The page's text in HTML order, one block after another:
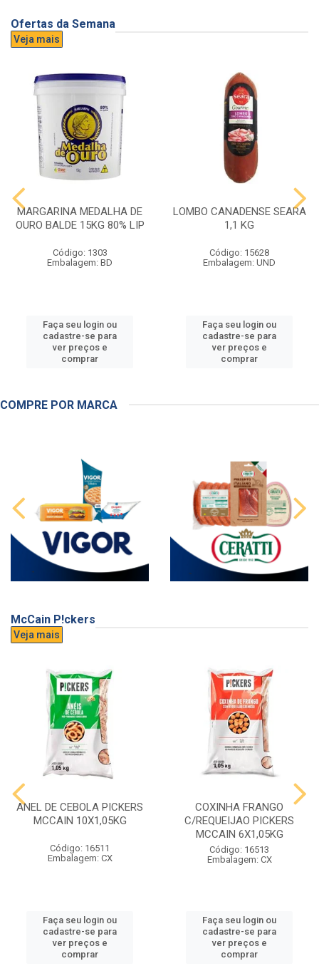
Ofertas da Semana
Veja mais
MARGARINA MEDALHA DE
OURO BALDE 15KG 80% LIP
Código: 1303
Embalagem: BD
Faça seu login ou
cadastre-se para
ver preços e
comprar
LOMBO CANADENSE SEARA
1,1 KG
Código: 15628
Embalagem: UND
Faça seu login ou
cadastre-se para
ver preços e
comprar
COMPRE POR MARCA
McCain P!ckers
Veja mais
ANEL DE CEBOLA PICKERS
MCCAIN 10X1,05KG
Código: 16511
Embalagem: CX
Faça seu login ou
cadastre-se para
ver preços e
comprar
COXINHA FRANGO
C/REQUEIJAO PICKERS
MCCAIN 6X1,05KG
Código: 16513
Embalagem: CX
Faça seu login ou
cadastre-se para
ver preços e
comprar